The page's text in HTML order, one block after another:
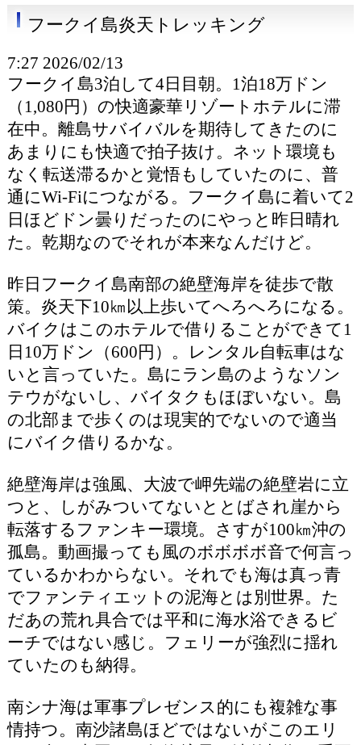
フークイ島炎天トレッキング
7:27 2026/02/13
フークイ島3泊して4日目朝。1泊18万ドン
（1,080円）の快適豪華リゾートホテルに滞
在中。離島サバイバルを期待してきたのに
あまりにも快適で拍子抜け。ネット環境も
なく転送滞るかと覚悟もしていたのに、普
通にWi-Fiにつながる。フークイ島に着いて2
日ほどドン曇りだったのにやっと昨日晴れ
た。乾期なのでそれが本来なんだけど。
昨日フークイ島南部の絶壁海岸を徒歩で散
策。炎天下10㎞以上歩いてへろへろになる。
バイクはこのホテルで借りることができて1
日10万ドン（600円）。レンタル自転車はな
いと言っていた。島にラン島のようなソン
テウがないし、バイタクもほぼいない。島
の北部まで歩くのは現実的でないので適当
にバイク借りるかな。
絶壁海岸は強風、大波で岬先端の絶壁岩に立
つと、しがみついてないととばされ崖から
転落するファンキー環境。さすが100㎞沖の
孤島。動画撮っても風のボボボボ音で何言っ
ているかわからない。それでも海は真っ青
でファンティエットの泥海とは別世界。た
だあの荒れ具合では平和に海水浴できるビ
ーチではない感じ。フェリーが強烈に揺れ
ていたのも納得。
南シナ海は軍事プレゼンス的にも複雑な事
情持つ。南沙諸島ほどではないがこのエリ